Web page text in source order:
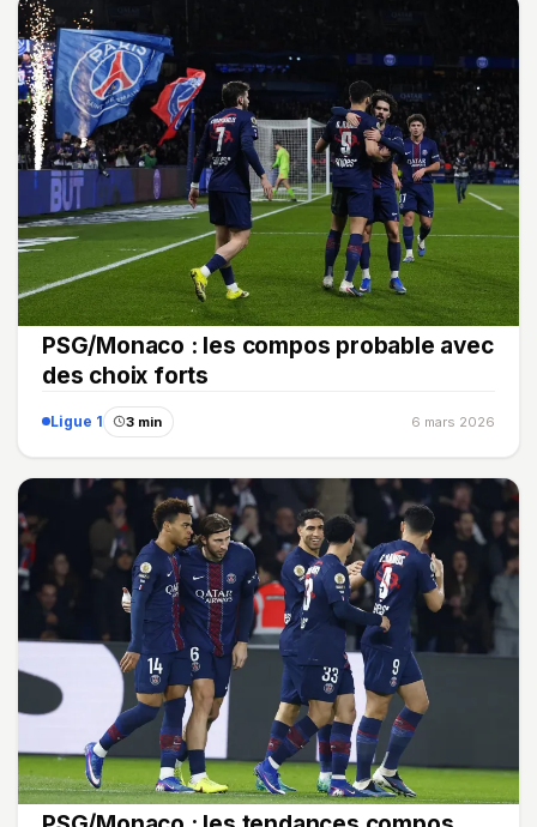
PSG/Monaco : les compos probable avec
des choix forts
Ligue 1 3 min 6 mars 2026